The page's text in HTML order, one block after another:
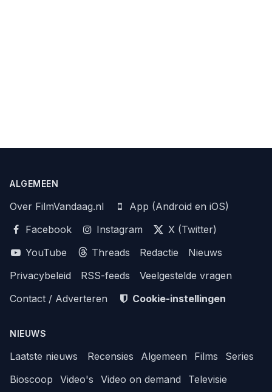
ALGEMEEN
Over FilmVandaag.nl
App (Android en iOS)
Facebook
Instagram
X (Twitter)
YouTube
Threads Redactie
Nieuws
Privacybeleid
RSS-feeds
Veelgestelde vragen
Contact / Adverteren
Cookie-instellingen
NIEUWS
Laatste nieuws Recensies Algemeen Films
Series
Bioscoop
Video's Video on demand
Televisie